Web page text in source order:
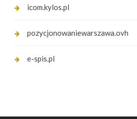
icom.kylos.pl
pozycjonowaniewarszawa.ovh
e-spis.pl